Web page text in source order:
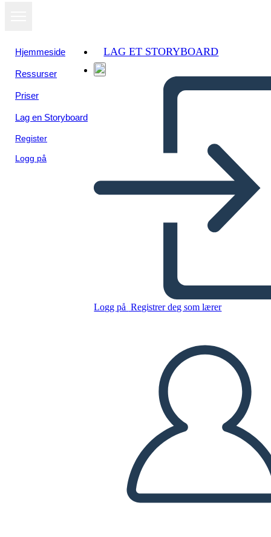
Hjemmeside
Ressurser
Priser
Lag en Storyboard
Register
Logg på
LAG ET STORYBOARD
Logg på Registrer deg som lærer
di Casa Esempio
LAGE ET STORYBOARD
SPILLE AV LYSBILDEFREMVISNING
LES FOR MEG